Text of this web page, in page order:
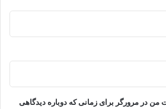
من در مرورگر برای زمانی که دوباره دیدگاهی